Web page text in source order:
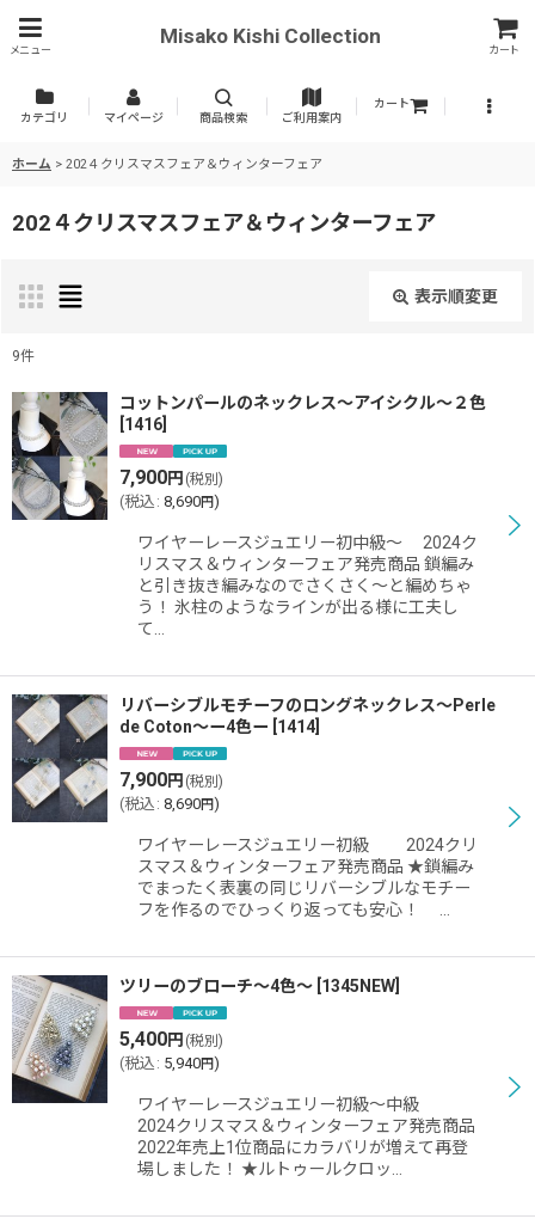
メニュー
Misako Kishi Collection
カート
カテゴリ マイページ 商品検索 ご利用案内
カート
ホーム > 202４クリスマスフェア＆ウィンターフェア
202４クリスマスフェア＆ウィンターフェア
表示順変更
表示数:
並び順:
絞り込む
9件
コットンパールのネックレス〜アイシクル〜２色
1416
7,900円 (税別)
(税込 : 8,690円)
ワイヤーレースジュエリー初中級〜 2024ク
リスマス＆ウィンターフェア発売商品 鎖編み
と引き抜き編みなのでさくさく〜と編めちゃ
う！ 氷柱のようなラインが出る様に工夫し
て…
リバーシブルモチーフのロングネックレス〜Perle
de Coton〜ー4色ー 1414
7,900円 (税別)
(税込 : 8,690円)
ワイヤーレースジュエリー初級 2024クリ
スマス＆ウィンターフェア発売商品 ★鎖編み
でまったく表裏の同じリバーシブルなモチー
フを作るのでひっくり返っても安心！ …
ツリーのブローチ〜4色〜 1345NEW
5,400円 (税別)
(税込 : 5,940円)
ワイヤーレースジュエリー初級〜中級
2024クリスマス＆ウィンターフェア発売商品
2022年売上1位商品にカラバリが増えて再登
場しました！ ★ルトゥールクロッ…